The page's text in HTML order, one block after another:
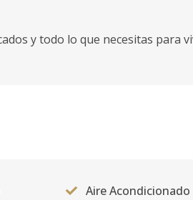
y todo lo que necesitas para
Aire Acondicionado